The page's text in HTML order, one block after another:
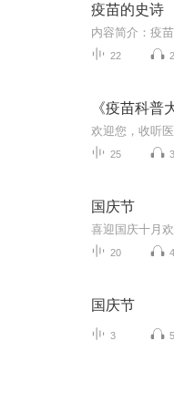
疫苗的史诗
22
《疫苗科普
25
国庆节
20
国庆节
3